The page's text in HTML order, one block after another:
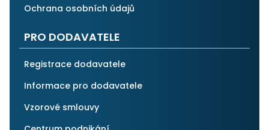
Ochrana osobních údajů
PRO DODAVATELE
Registrace dodavatele
Informace pro dodavatele
Vzorové smlouvy